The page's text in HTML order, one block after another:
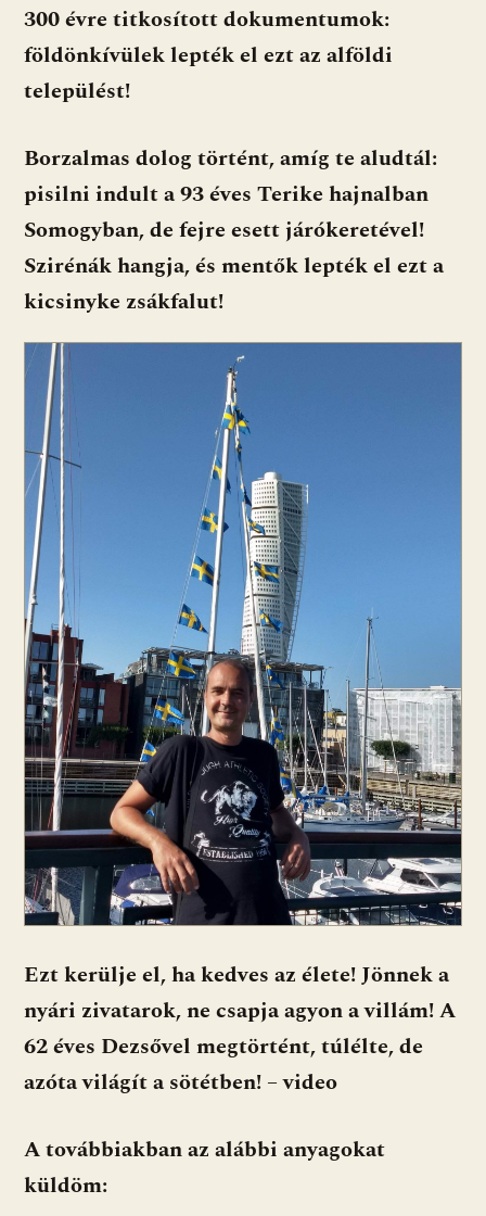
300 évre titkosított dokumentumok:
földönkívülek lepték el ezt az alföldi
települést!
Borzalmas dolog történt, amíg te aludtál:
pisilni indult a 93 éves Terike hajnalban
Somogyban, de fejre esett járókeretével!
Szirénák hangja, és mentők lepték el ezt a
kicsinyke zsákfalut!
Ezt kerülje el, ha kedves az élete! Jönnek a
nyári zivatarok, ne csapja agyon a villám! A
62 éves Dezsővel megtörtént, túlélte, de
azóta világít a sötétben! – video
A továbbiakban az alábbi anyagokat
küldöm: